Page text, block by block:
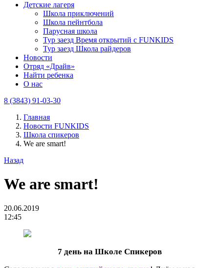
Детские лагеря
Школа приключений
Школа пейнтбола
Парусная школа
Тур заезд Время открытий с FUNKIDS
Тур заезд Школа райдеров
Новости
Отряд «Драйв»
Найти ребенка
О нас
8 (3843) 91-03-30
Главная
Новости FUNKIDS
Школа спикеров
We are smart!
Назад
We are smart!
20.06.2019
12:45
7 день на Школе Спикеров